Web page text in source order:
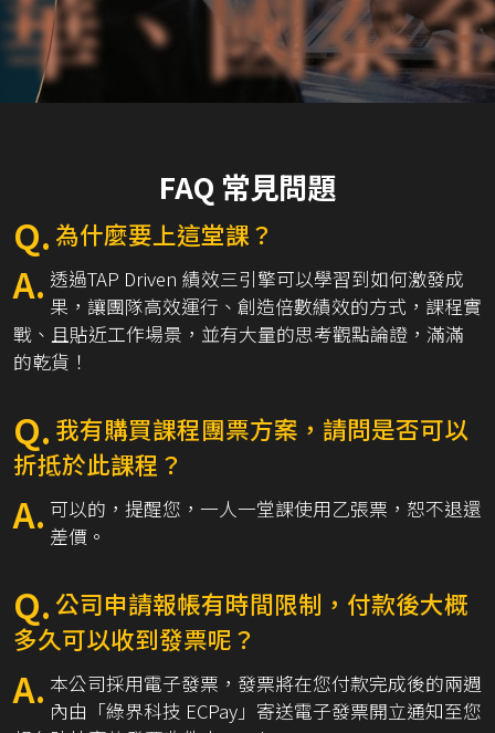
FAQ 常見問題
Q. 為什麼要上這堂課？
A. 透過TAP Driven 績效三引擎可以學習到如何激發成
果，讓團隊高效運行、創造倍數績效的方式，課程實
戰、且貼近工作場景，並有大量的思考觀點論證，滿滿
的乾貨！
Q. 我有購買課程團票方案，請問是否可以
折抵於此課程？
A. 可以的，提醒您，一人一堂課使用乙張票，恕不退還
差價。
Q.公司申請報帳有時間限制，付款後大概
多久可以收到發票呢？
A. 本公司採用電子發票，發票將在您付款完成後的兩週
內由「綠界科技 ECPay」寄送電子發票開立通知至您